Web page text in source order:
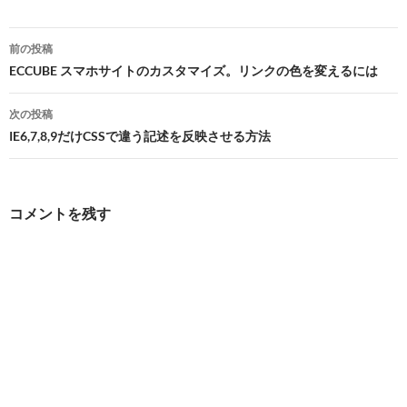
投
稿
ナ
ビ
前の投稿
ECCUBE スマホサイトのカスタマイズ。リンクの色を変えるには
次の投稿
IE6,7,8,9だけCSSで違う記述を反映させる方法
コメントを残す